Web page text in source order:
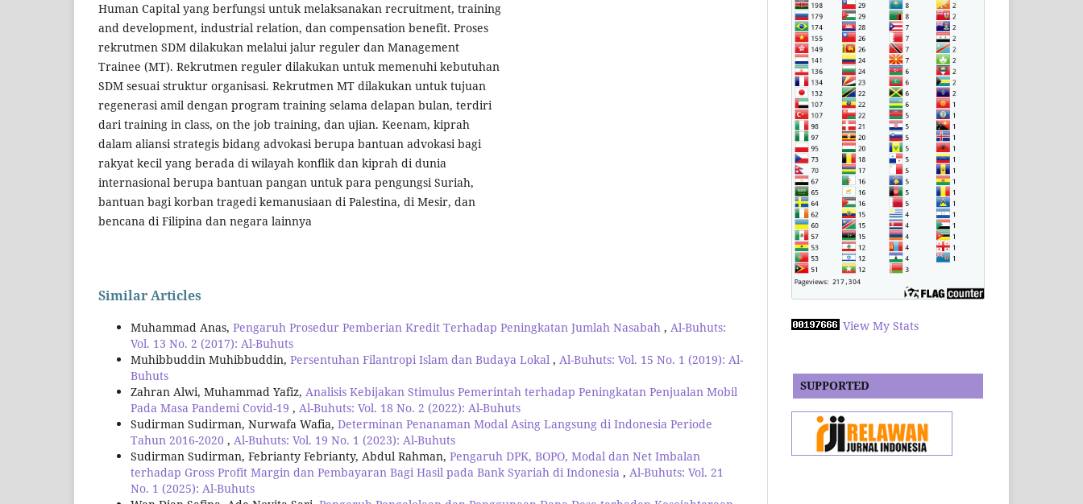
Human Capital yang berfungsi untuk melaksanakan recruitment, training
and development, industrial relation, dan compensation benefit. Proses
rekrutmen SDM dilakukan melalui jalur reguler dan Management
Trainee (MT). Rekrutmen reguler dilakukan untuk memenuhi kebutuhan
SDM sesuai struktur organisasi. Rekrutmen MT dilakukan untuk tujuan
regenerasi amil dengan program training selama delapan bulan, terdiri
dari training in class, on the job training, dan ujian. Keenam, kiprah
dalam aliansi strategis bidang advokasi berupa bantuan advokasi bagi
rakyat kecil yang berada di wilayah konflik dan kiprah di dunia
internasional berupa bantuan pangan untuk para pengungsi Suriah,
bantuan bagi korban tragedi kemanusiaan di Palestina, di Mesir, dan
bencana di Filipina dan negara lainnya
Similar Articles
Muhammad Anas, Pengaruh Prosedur Pemberian Kredit Terhadap Peningkatan Jumlah Nasabah , Al-Buhuts:
Vol. 13 No. 2 (2017): Al-Buhuts
Muhibbuddin Muhibbuddin, Persentuhan Filantropi Islam dan Budaya Lokal , Al-Buhuts: Vol. 15 No. 1 (2019): Al-
Buhuts
Zahran Alwi, Muhammad Yafiz, Analisis Kebijakan Stimulus Pemerintah terhadap Peningkatan Penjualan Mobil
Pada Masa Pandemi Covid-19 , Al-Buhuts: Vol. 18 No. 2 (2022): Al-Buhuts
Sudirman Sudirman, Nurwafa Wafia, Determinan Penanaman Modal Asing Langsung di Indonesia Periode
Tahun 2016-2020 , Al-Buhuts: Vol. 19 No. 1 (2023): Al-Buhuts
Sudirman Sudirman, Febrianty Febrianty, Abdul Rahman, Pengaruh DPK, BOPO, Modal dan Net Imbalan
terhadap Gross Profit Margin dan Pembayaran Bagi Hasil pada Bank Syariah di Indonesia , Al-Buhuts: Vol. 21
No. 1 (2025): Al-Buhuts
View My Stats
SUPPORTED